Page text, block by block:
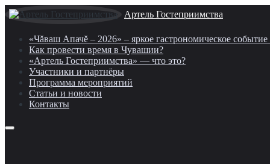
Артель Гостеприимства
«Чăваш Апачĕ – 2026» – яркое гастрономическое
Как провести время в Чувашии?
«Артель Гостеприимства» — что это?
Участники и партнёры
Программа мероприятий
Статьи и новости
Контакты